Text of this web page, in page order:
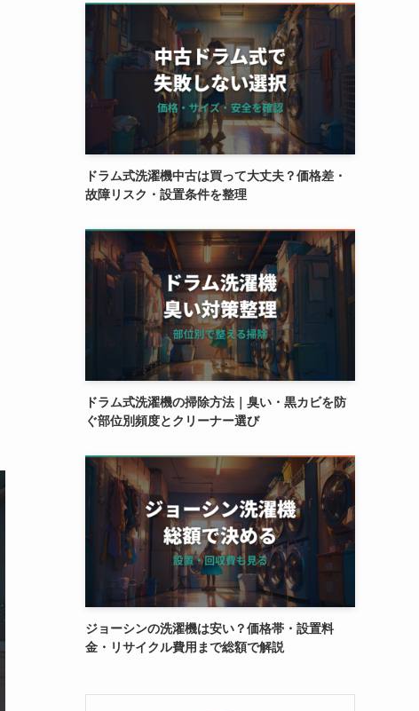
ドラム式洗濯機中古は買って大丈夫？価格差・
故障リスク・設置条件を整理
ドラム式洗濯機の掃除方法｜臭い・黒カビを防
ぐ部位別頻度とクリーナー選び
ジョーシンの洗濯機は安い？価格帯・設置料
金・リサイクル費用まで総額で解説